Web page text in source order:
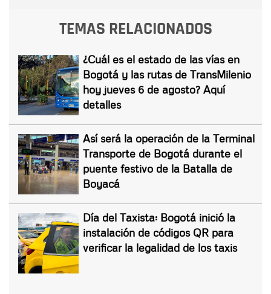
TEMAS RELACIONADOS
¿Cuál es el estado de las vías en
Bogotá y las rutas de TransMilenio
hoy jueves 6 de agosto? Aquí
detalles
Así será la operación de la Terminal
Transporte de Bogotá durante el
puente festivo de la Batalla de
Boyacá
Día del Taxista: Bogotá inició la
instalación de códigos QR para
verificar la legalidad de los taxis